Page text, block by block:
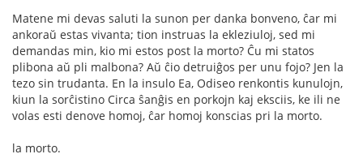
Matene mi devas saluti la sunon per danka bonveno, ĉar mi
ankoraŭ estas vivanta; tion instruas la ekleziuloj, sed mi
demandas min, kio mi estos post la morto? Ĉu mi statos
plibona aŭ pli malbona? Aŭ ĉio detruiĝos per unu fojo? Jen la
tezo sin trudanta. En la insulo Ea, Odiseo renkontis kunulojn,
kiun la sorĉistino Circa ŝanĝis en porkojn kaj eksciis, ke ili ne
volas esti denove homoj, ĉar homoj konscias pri la morto.
la morto.